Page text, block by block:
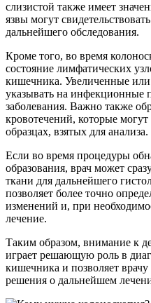
слизистой также имеет
язвы могут
дальнейшего обследования.
Кроме того, во время
состояние лимфатических
кишечника. Увеличенные
указывать на инфекционные
заболевания. Важно также
кровотечений, которые
образцах, взятых для анализа.
Если во время процедуры
образования, врач может
ткани для дальнейшего
позволяет более точно
изменений и, при
лечение.
Таким образом, внимание к
играет решающую роль в
кишечника и позволяет
решения о дальнейшем